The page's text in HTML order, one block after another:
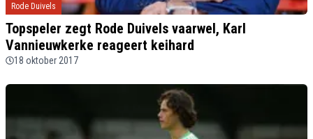
Rode Duivels
Topspeler zegt Rode Duivels vaarwel, Karl
Vannieuwkerke reageert keihard
18 oktober 2017